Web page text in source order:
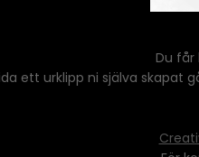
Du får
ett urklipp ni själva skapat